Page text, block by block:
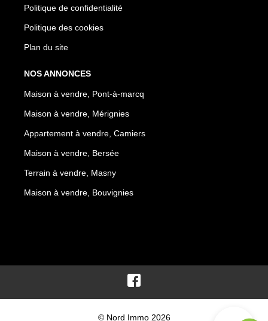
Politique de confidentialité
Politique des cookies
Plan du site
NOS ANNONCES
Maison à vendre, Pont-à-marcq
Maison à vendre, Mérignies
Appartement à vendre, Camiers
Maison à vendre, Bersée
Terrain à vendre, Masny
Maison à vendre, Bouvignies
© Nord Immo 2026